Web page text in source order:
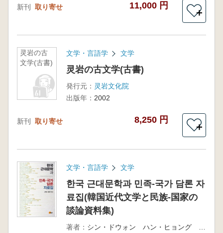
新刊 取り寄せ 11,000 円
＋
灵岩の古
文学(古書)
文学・言語学 文学
灵岩の古文学(古書)
発行元： 灵岩文化院
出版年： 2002
新刊 取り寄せ 8,250 円
＋
文学・言語学 文学
한국 근대문학과 민족-국가 담론 자
료집(韓国近代文学と民族‐国家の
談論資料集)
著者：